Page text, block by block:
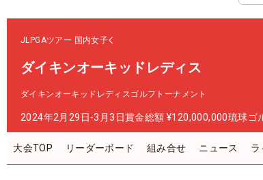
JLPGAツアー 国内女子
ダイキンオーキッドレディス
ダイキンオーキッドレディスゴルフトーナメント
2024年2月29日-3月3日賞金総額 ¥120,000,000琉球ゴ
大会TOP リーダーボード 組み合せ ニュース ラ